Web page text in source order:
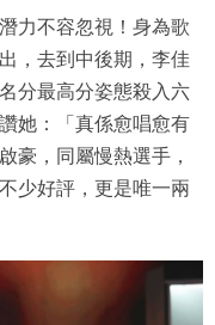
力不容忽視！身為歌
，去到中後期，李佳
分最高分姿態殺入六
她：「真係愈唱愈有
豪，同屬慢熱選手，
少好評，更是唯一兩